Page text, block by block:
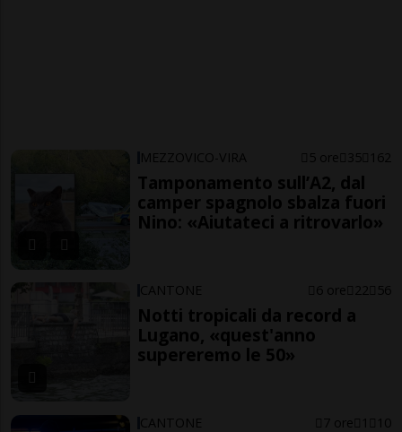
MEZZOVICO-VIRA 5 ore 35 162
Tamponamento sull’A2, dal
camper spagnolo sbalza fuori
Nino: «Aiutateci a ritrovarlo»
CANTONE 6 ore 22 56
Notti tropicali da record a
Lugano, «quest'anno
supereremo le 50»
CANTONE 7 ore 1 10